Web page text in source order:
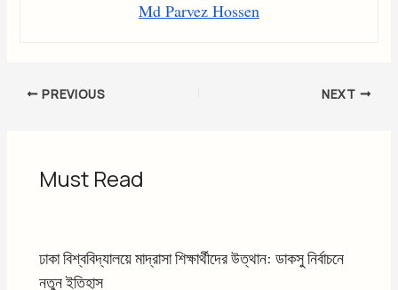
Md Parvez Hossen
PREVIOUS NEXT
Must Read
ঢাকা বিশ্ববিদ্যালয়ে মাদ্রাসা শিক্ষার্থীদের উত্থান: ডাকসু নির্বাচনে
নতুন ইতিহাস